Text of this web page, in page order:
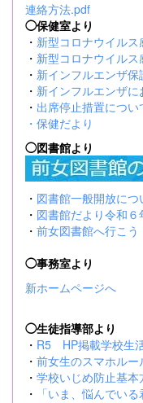
連絡方法.pdf
◯保健室より
・ 新型コロナウイル
・ 新型コロナウイル
・ 新インフルエンザ
・ 新インフルエンザ
・ 出席停止措置につ
・ 保健だより
◯図書館より
・ 図書館一般開放に
・ 図書館だより令和
・ 前女図書館へ行こ
◯事務室より
新ホームページへ
◯生徒指導部より
・ R5 HP掲載学校生
・ 前女生のスマホルー
・ 学校いじめ防止基本
・
「いま、悩んでい